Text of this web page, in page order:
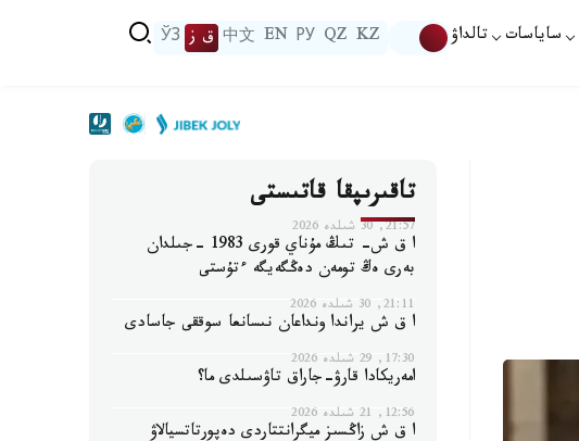
ساياسات تالداۋ KZ
QZ
РУ
EN
中文 ق ز ЎЗ
تاقىرىپقا قاتىستى
21:57, 30 شىلدە 2026
ا ق ش- تىڭ مۇناي قورى 1983 -جىلدان
بەرى ەڭ تومەن دەڭگەيگە ءتۇستى
21:11, 30 شىلدە 2026
ا ق ش يراندا ونداعان نىسانعا سوققى جاسادى
17:30, 29 شىلدە 2026
امەريكادا قارۋ-جاراق تاۋسىلدى ما؟
12:56, 21 شىلدە 2026
ا ق ش زاڭسىز ميگرانتتاردى دەپورتاتسيالاۋ